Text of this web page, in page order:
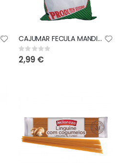
CAJUMAR FECULA MANDIOCA 400GR +desc+
Rating:
0%
2,99 €